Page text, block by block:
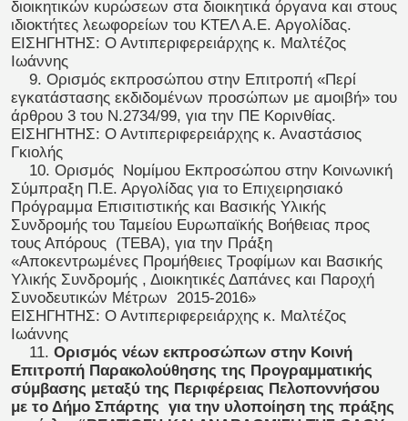
διοικητικών κυρώσεων στα διοικητικά όργανα και στους
ιδιοκτήτες λεωφορείων του ΚΤΕΛ Α.Ε. Αργολίδας.
ΕΙΣΗΓΗΤΗΣ: Ο Αντιπεριφερειάρχης κ. Μαλτέζος
Ιωάννης
9. Ορισμός εκπροσώπου στην Επιτροπή «Περί
εγκατάστασης εκδιδομένων προσώπων με αμοιβή» του
άρθρου 3 του Ν.2734/99, για την ΠΕ Κορινθίας.
ΕΙΣΗΓΗΤΗΣ: Ο Αντιπεριφερειάρχης κ. Αναστάσιος
Γκιολής
10. Ορισμός Νομίμου Εκπροσώπου στην Κοινωνική
Σύμπραξη Π.Ε. Αργολίδας για το Επιχειρησιακό
Πρόγραμμα Επισιτιστικής και Βασικής Υλικής
Συνδρομής του Ταμείου Ευρωπαϊκής Βοήθειας προς
τους Απόρους (ΤΕΒΑ), για την Πράξη
«Αποκεντρωμένες Προμήθειες Τροφίμων και Βασικής
Υλικής Συνδρομής , Διοικητικές Δαπάνες και Παροχή
Συνοδευτικών Μέτρων 2015-2016»
ΕΙΣΗΓΗΤΗΣ: Ο Αντιπεριφερειάρχης κ. Μαλτέζος
Ιωάννης
11. Ορισμός νέων εκπροσώπων στην Κοινή
Επιτροπή Παρακολούθησης της Προγραμματικής
σύμβασης μεταξύ της Περιφέρειας Πελοποννήσου
με το Δήμο Σπάρτης για την υλοποίηση της πράξης